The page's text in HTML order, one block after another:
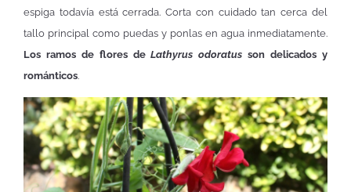
espiga todavía está cerrada. Corta con cuidado tan cerca del
tallo principal como puedas y ponlas en agua inmediatamente.
Los ramos de flores deLathyrus odoratus son delicados y
románticos.